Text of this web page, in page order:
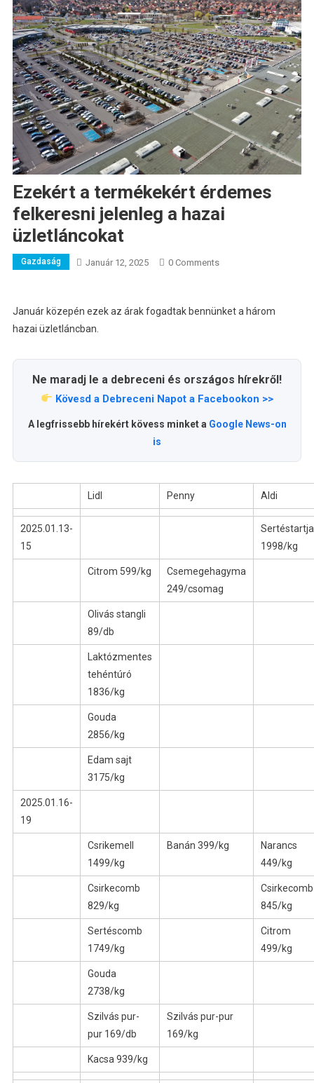
Ezekért a termékekért érdemes
felkeresni jelenleg a hazai
üzletláncokat
Gazdaság Január 12, 2025 0 Comments
Január közepén ezek az árak fogadtak bennünket a három
hazai üzletláncban.
Ne maradj le a debreceni és országos hírekről!
Kövesd a Debreceni Napot a Facebookon >>
A legfrissebb hírekért kövess minket a Google News-on
is
Lidl Penny Aldi
2025.01.13-
15
Sertéstartja
1998/kg
Citrom 599/kg
Csemegehagyma
249/csomag
Olivás stangli
89/db
Laktózmentes
tehéntúró
1836/kg
Gouda
2856/kg
Edam sajt
3175/kg
2025.01.16-
19
Csrikemell
1499/kg
Banán 399/kg
Narancs
449/kg
Csirkecomb
829/kg
Csirkecomb
845/kg
Sertéscomb
1749/kg
Citrom
499/kg
Gouda
2738/kg
Szilvás pur-
pur 169/db
Szilvás pur-pur
169/kg
Kacsa 939/kg